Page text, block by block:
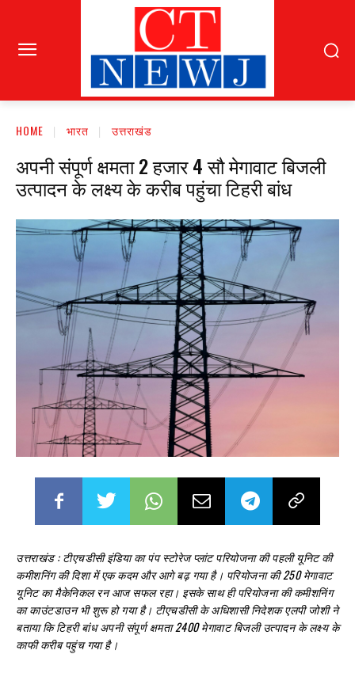
HOME भारत उत्तराखंड
अपनी संपूर्ण क्षमता 2 हजार 4 सौ मेगावाट बिजली
उत्पादन के लक्ष्य के करीब पहुंचा टिहरी बांध
उत्तराखंड :टीएचडीसी इंडिया का पंप स्टोरेज प्लांट परियोजना की पहली यूनिट की
कमीशनिंग की दिशा में एक कदम और आगे बढ़ गया है। परियोजना की 250 मेगावाट
यूनिट का मैकेनिकल रन आज सफल रहा। इसके साथ ही परियोजना की कमीशनिंग
का काउंटडाउन भी शुरू हो गया है। टीएचडीसी के अधिशासी निदेशक एलपी जोशी ने
बताया कि टिहरी बांध अपनी संपूर्ण क्षमता 2400 मेगावाट बिजली उत्पादन के लक्ष्य के
काफी करीब पहुंच गया है।